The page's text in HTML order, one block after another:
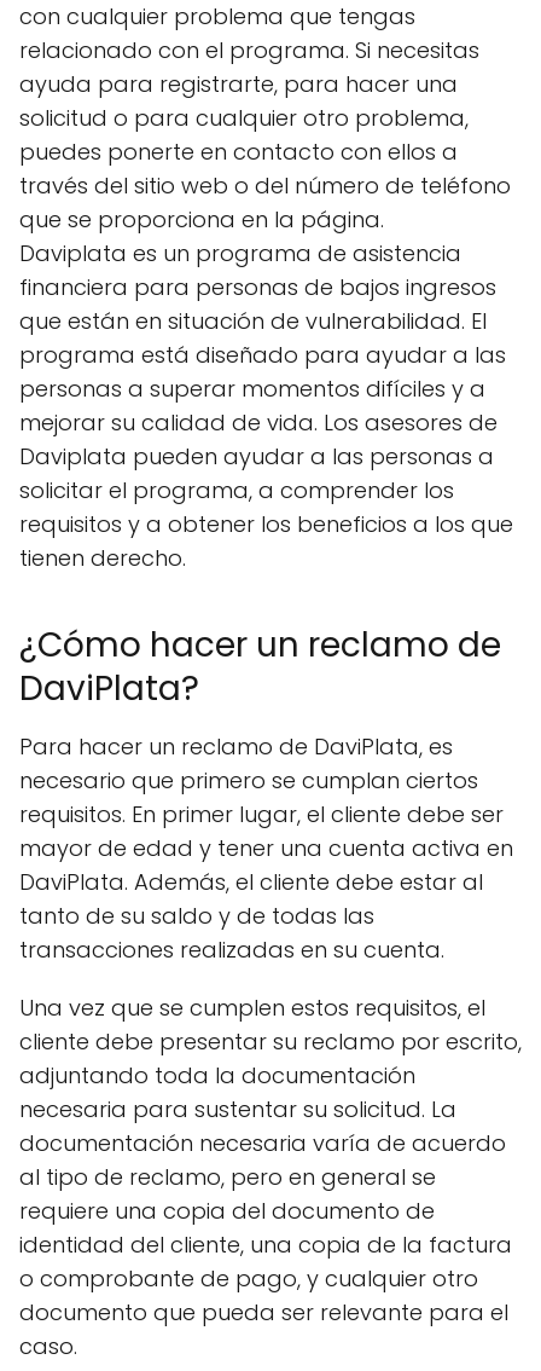
con cualquier problema que tengas
relacionado con el programa. Si necesitas
ayuda para registrarte, para hacer una
solicitud o para cualquier otro problema,
puedes ponerte en contacto con ellos a
través del sitio web o del número de teléfono
que se proporciona en la página.
Daviplata es un programa de asistencia
financiera para personas de bajos ingresos
que están en situación de vulnerabilidad. El
programa está diseñado para ayudar a las
personas a superar momentos difíciles y a
mejorar su calidad de vida. Los asesores de
Daviplata pueden ayudar a las personas a
solicitar el programa, a comprender los
requisitos y a obtener los beneficios a los que
tienen derecho.
¿Cómo hacer un reclamo de
DaviPlata?
Para hacer un reclamo de DaviPlata, es
necesario que primero se cumplan ciertos
requisitos. En primer lugar, el cliente debe ser
mayor de edad y tener una cuenta activa en
DaviPlata. Además, el cliente debe estar al
tanto de su saldo y de todas las
transacciones realizadas en su cuenta.
Una vez que se cumplen estos requisitos, el
cliente debe presentar su reclamo por escrito,
adjuntando toda la documentación
necesaria para sustentar su solicitud. La
documentación necesaria varía de acuerdo
al tipo de reclamo, pero en general se
requiere una copia del documento de
identidad del cliente, una copia de la factura
o comprobante de pago, y cualquier otro
documento que pueda ser relevante para el
caso.